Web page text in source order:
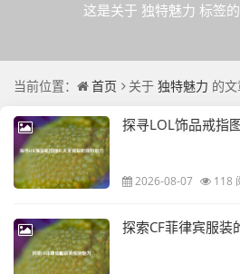
这是关于 独特魅力 标签
当前位置： 首页 关于 独特魅力 的
探寻LOL饰品戒指
2026-08-07 118
探索CF菲律宾服装